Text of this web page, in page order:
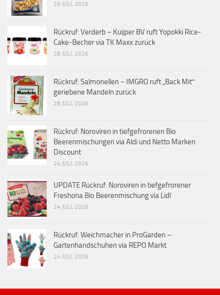
29 JULI, 2026
Rückruf: Verderb – Kuijper BV ruft Yopokki Rice-
Cake-Becher via TK Maxx zurück
28 JULI, 2026
Rückruf: Salmonellen – IMGRO ruft „Back Mit“
geriebene Mandeln zurück
28 JULI, 2026
Rückruf: Noroviren in tiefgefrorenen Bio
Beerenmischungen via Aldi und Netto Marken
Discount
24 JULI, 2026
UPDATE Rückruf: Noroviren in tiefgefrorener
Freshona Bio Beerenmischung via Lidl
24 JULI, 2026
Rückruf: Weichmacher in ProGarden –
Gartenhandschuhen via REPO Markt
24 JULI, 2026